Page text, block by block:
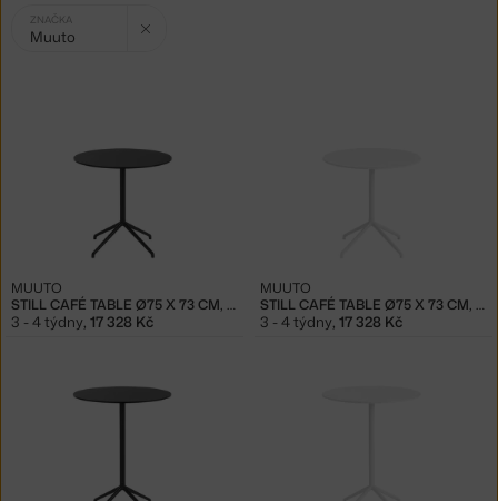
Vybrané
filtry:
ZNAČKA
Muuto
STILL CAFÉ TABLE Ø75 X 73 CM, BLACK
MUUTO
3 - 4 týdny 17 328 Kč
STILL CAFÉ TABLE Ø75 X 73 CM, WHITE
MUUTO
3 - 4 týdny 17 328 Kč